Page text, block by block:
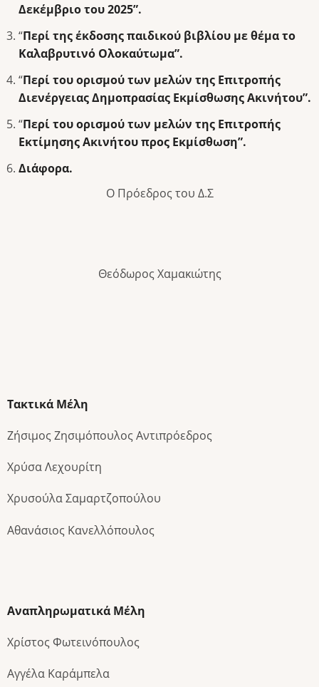
Δεκέμβριο του 2025”.
“Περί της έκδοσης παιδικού βιβλίου με θέμα το
Καλαβρυτινό Ολοκαύτωμα”.
“Περί του ορισμού των μελών της Επιτροπής
Διενέργειας Δημοπρασίας Εκμίσθωσης Ακινήτου”.
“Περί του ορισμού των μελών της Επιτροπής
Εκτίμησης Ακινήτου προς Εκμίσθωση”.
Διάφορα.
Ο Πρόεδρος του Δ.Σ
Θεόδωρος Χαμακιώτης
Τακτικά Μέλη
Ζήσιμος Ζησιμόπουλος Αντιπρόεδρος
Χρύσα Λεχουρίτη
Χρυσούλα Σαμαρτζοπούλου
Αθανάσιος Κανελλόπουλος
Αναπληρωματικά Μέλη
Χρίστος Φωτεινόπουλος
Αγγέλα Καράμπελα